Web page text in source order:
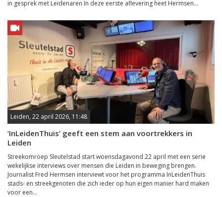
in gesprek met Leidenaren In deze eerste aflevering heet Hermsen...
Leiden, 22 april 2026, 11:48
‘InLeidenThuis’ geeft een stem aan voortrekkers in
Leiden
Streekomroep Sleutelstad start woensdagavond 22 april met een serie
wekelijkse interviews over mensen die Leiden in beweging brengen.
Journalist Fred Hermsen interviewt voor het programma InLeidenThuis
stads- en streekgenoten die zich ieder op hun eigen manier hard maken
voor een...